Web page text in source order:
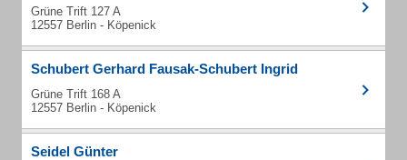
Grüne Trift 127 A
12557 Berlin - Köpenick
Schubert Gerhard Fausak-Schubert Ingrid
Grüne Trift 168 A
12557 Berlin - Köpenick
Seidel Günter